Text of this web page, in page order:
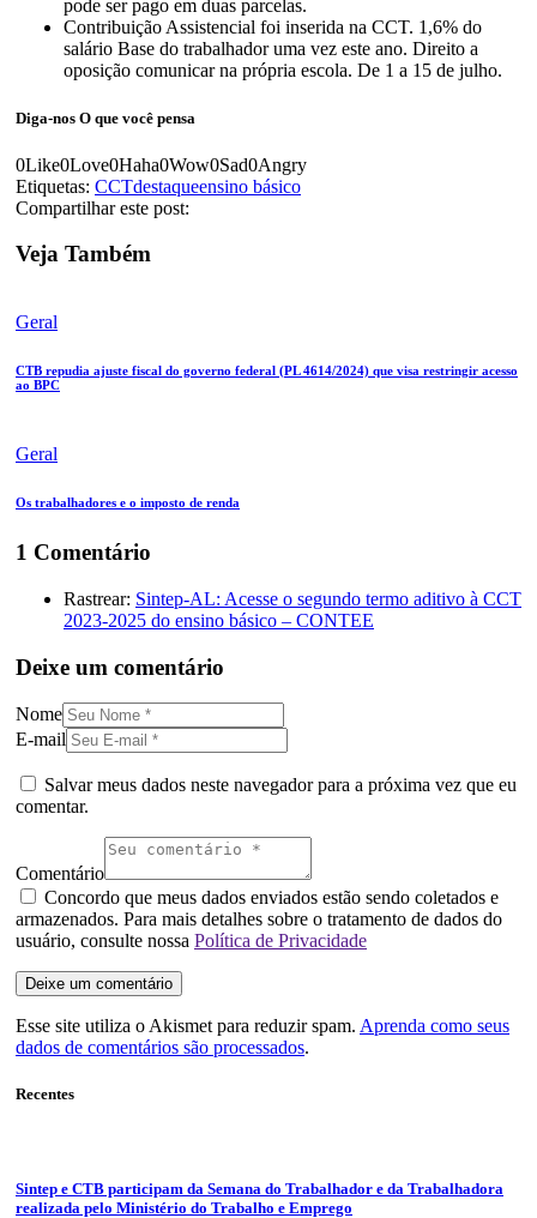
pode ser pago em duas parcelas.
Contribuição Assistencial foi inserida na CCT. 1,6% do
salário Base do trabalhador uma vez este ano. Direito a
oposição comunicar na própria escola. De 1 a 15 de julho.
Diga-nos O que você pensa
0Like0Love0Haha0Wow0Sad0Angry
Etiquetas: CCTdestaqueensino básico
Compartilhar este post:
Veja Também
Geral
CTB repudia ajuste fiscal do governo federal (PL 4614/2024) que visa restringir acesso
ao BPC
Geral
Os trabalhadores e o imposto de renda
1 Comentário
Rastrear: Sintep-AL: Acesse o segundo termo aditivo à CCT
2023-2025 do ensino básico – CONTEE
Deixe um comentário
Nome
E-mail
Salvar meus dados neste navegador para a próxima vez que eu
comentar.
Comentário
Concordo que meus dados enviados estão sendo coletados e
armazenados. Para mais detalhes sobre o tratamento de dados do
usuário, consulte nossa Política de Privacidade
Esse site utiliza o Akismet para reduzir spam. Aprenda como seus
dados de comentários são processados.
Recentes
Sintep e CTB participam da Semana do Trabalhador e da Trabalhadora
realizada pelo Ministério do Trabalho e Emprego